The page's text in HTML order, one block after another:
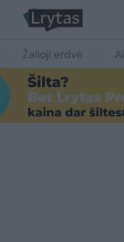
Žalioji erdvė